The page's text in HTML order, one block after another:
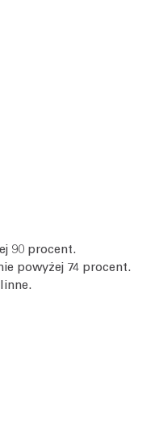
90 procent.
powyżej 74 procent.